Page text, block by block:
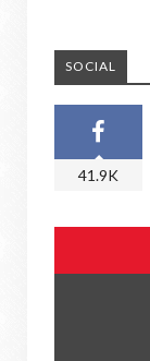
SOCIAL
41.9K